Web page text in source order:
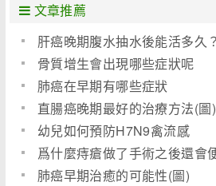
文章推薦
肝癌晚期腹水抽水後能活多久？
骨質增生會出現哪些症狀呢
肺癌在早期有哪些症狀
直腸癌晚期最好的治療方法(圖)
幼兒如何預防H7N9禽流感
爲什麼痔瘡做了手術之後還會
肺癌早期治癒的可能性(圖)